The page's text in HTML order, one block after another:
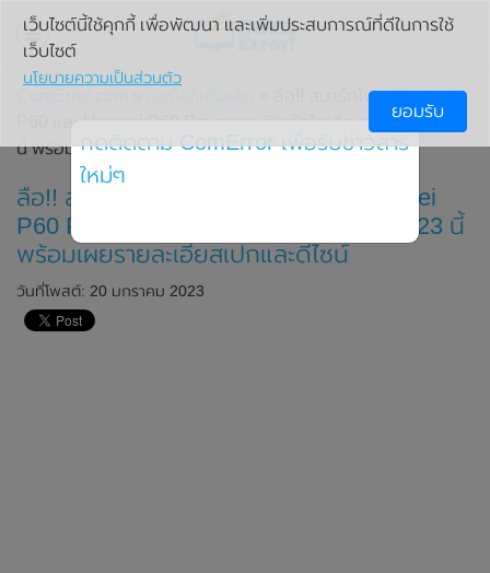
» ลือ!! สมาร์ทโฟน Huawei
P60 และ Huawei P60 Pro อาจจะเปิดตัวในเดือนมีนาคม 2023
นี้ พร้อมเผยรายละเอียสเปกและดีไซน์
ลือ!! สมาร์ทโฟน Huawei P60 และ Huawei
P60 Pro อาจจะเปิดตัวในเดือนมีนาคม 2023 นี้
พร้อมเผยรายละเอียสเปกและดีไซน์
วันที่โพสต์: 20 มกราคม 2023
เว็บไซต์นี้ใช้คุกกี้ เพื่อพัฒนา และเพิ่มประสบการณ์ที่ดีในการใช้
เว็บไซต์
นโยบายความเป็นส่วนตัว
ยอมรับ
กดติดตาม ComError เพื่อรับข่าวสาร
ใหม่ๆ